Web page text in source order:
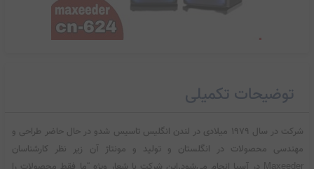
69,000,000توضیحات تکمیلی
شرکت در سال 1979 میلادی در لندن انگلیس تاسیس شدو در حال حاضر طراحی و
مهندسی محصولات در انگلستان و تولید و مونتاژ آن زیر نظر کارشناسان